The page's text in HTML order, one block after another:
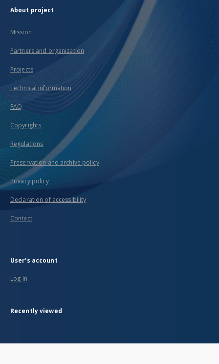
About project
Mission
Partners and organization
Projects
Technical information
FAQ
Copyrights
Regulations
Preservation and archive policy
Privacy policy
Declaration of accessibility
Contact
User's account
Log in
Recently viewed